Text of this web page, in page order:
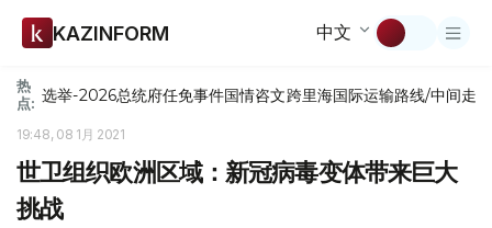
KAZINFORM 中文
热
点: 选举-2026总统府任免事件国情咨文跨里海国际运输路线/中间走廊
19:48, 08 1月 2021
世卫组织欧洲区域：新冠病毒变体带来巨大
挑战